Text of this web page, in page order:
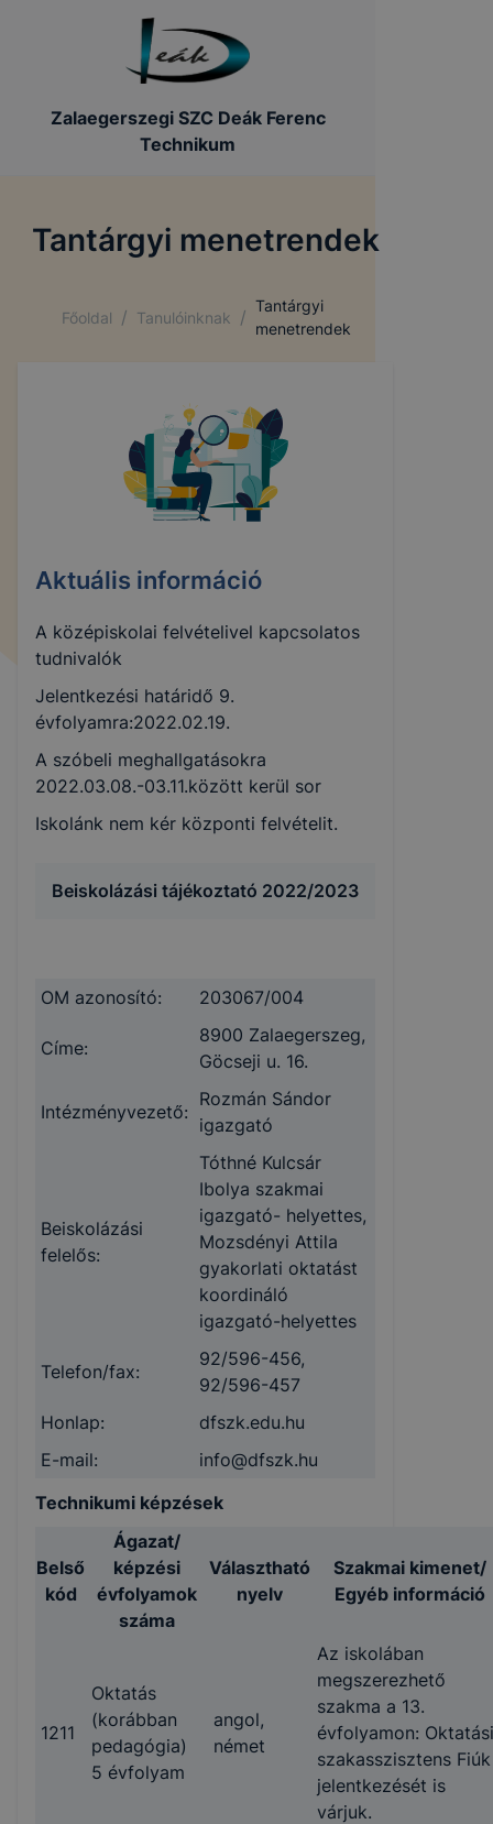
Zalaegerszegi SZC Deák Ferenc
Technikum
Tantárgyi menetrendek
Főoldal / Tanulóinknak /
Tantárgyi
menetrendek
Aktuális információ
A középiskolai felvételivel kapcsolatos
tudnivalók
Jelentkezési határidő 9.
évfolyamra:2022.02.19.
A szóbeli meghallgatásokra
2022.03.08.-03.11.között kerül sor
Iskolánk nem kér központi felvételit.
Beiskolázási tájékoztató 2022/2023
OM azonosító: 203067/004
Címe:
8900 Zalaegerszeg,
Göcseji u. 16.
Intézményvezető:
Rozmán Sándor
igazgató
Beiskolázási
felelős:
Tóthné Kulcsár
Ibolya szakmai
igazgató- helyettes,
Mozsdényi Attila
gyakorlati oktatást
koordináló
igazgató-helyettes
Telefon/fax:
92/596-456,
92/596-457
Honlap:
dfszk.edu.hu
E-mail:
info@dfszk.hu
Technikumi képzések
Belső
kód
Ágazat/
képzési
évfolyamok
száma
Választható
nyelv
Szakmai kimenet/
Egyéb információ
1211
Oktatás
(korábban
pedagógia)
5 évfolyam
angol,
német
Az iskolában
megszerezhető
szakma a 13.
évfolyamon: Oktatási
szakasszisztens Fiúk
jelentkezését is
várjuk.